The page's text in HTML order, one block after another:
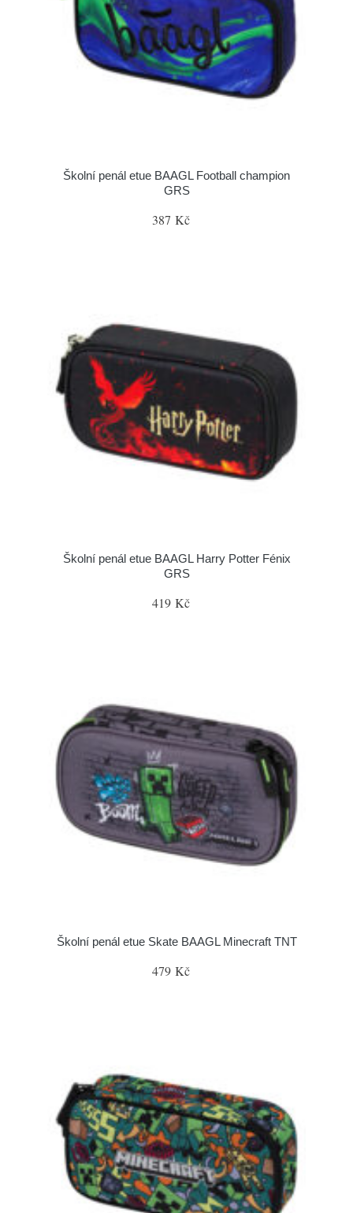
Školní penál etue BAAGL Football champion
GRS
387 Kč
Školní penál etue BAAGL Harry Potter Fénix
GRS
419 Kč
Školní penál etue Skate BAAGL Minecraft TNT
479 Kč